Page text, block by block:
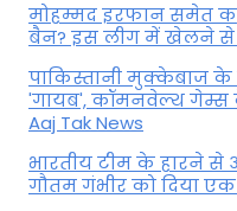
मोहम्मद इरफान समेत
बैन? इस लीग में खेलने से
पाकिस्तानी मुक्केबाज के
'गायब', कॉमनवेल्थ गेम्स
Aaj Tak News
भारतीय टीम के हारने
गौतम गंभीर को दिया